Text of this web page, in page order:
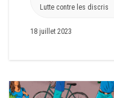
Lutte contre les discris
18 juillet 2023